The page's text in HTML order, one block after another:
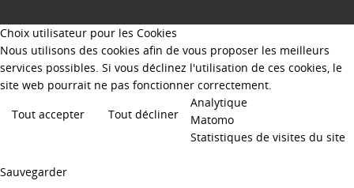
Choix utilisateur pour les Cookies
Nous utilisons des cookies afin de vous proposer les meilleurs
services possibles. Si vous déclinez l'utilisation de ces cookies, le
site web pourrait ne pas fonctionner correctement.
Tout accepter
Tout décliner
Analytique
Matomo
Statistiques de visites du site
Sauvegarder